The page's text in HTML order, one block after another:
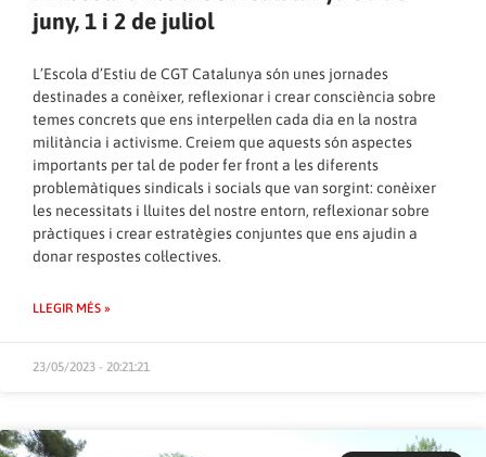
juny, 1 i 2 de juliol
L’Escola d’Estiu de CGT Catalunya són unes jornades
destinades a conèixer, reflexionar i crear consciència sobre
temes concrets que ens interpel·len cada dia en la nostra
militància i activisme. Creiem que aquests són aspectes
importants per tal de poder fer front a les diferents
problemàtiques sindicals i socials que van sorgint: conèixer
les necessitats i lluites del nostre entorn, reflexionar sobre
pràctiques i crear estratègies conjuntes que ens ajudin a
donar respostes col·lectives.
LLEGIR MÉS »
23/05/2023 - 20:21:21